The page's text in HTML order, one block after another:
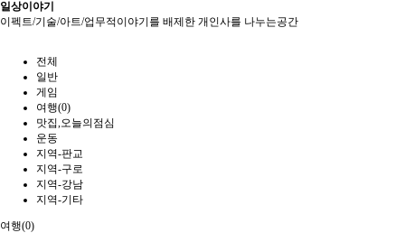
일상이야기
이펙트/기술/아트/업무적이야기를 배제한 개인사를 나누는공간
전체
일반
게임
여행(0)
맛집,오늘의점심
운동
지역-판교
지역-구로
지역-강남
지역-기타
여행(0)